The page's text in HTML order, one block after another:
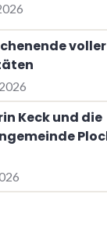
Keck und die